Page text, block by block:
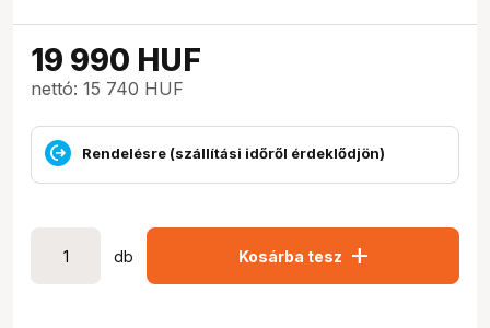
19 990 HUF
nettó: 15 740 HUF
Rendelésre (szállítási időről érdeklődjön)
db Kosárba tesz add